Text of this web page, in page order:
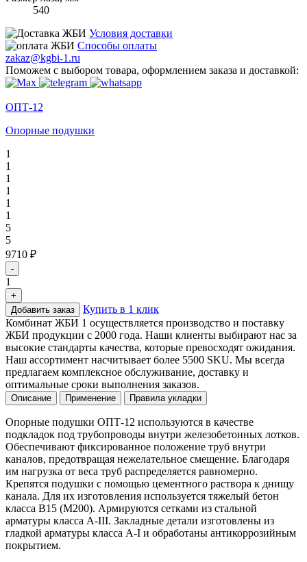
540
Условия доставки
Способы оплаты
zakaz@kgbi-1.ru
Поможем с выбором товара, оформлением заказа и доставкой:
ОПТ-12
Опорные подушки
1
1
1
1
1
1
5
5
9710 ₽
-
1
+
Добавить заказ
Купить в 1 клик
Комбинат ЖБИ 1 осуществляется производство и поставку
ЖБИ продукции с 2000 года. Наши клиенты выбирают нас за
высокие стандарты качества, которые превосходят ожидания.
Наш ассортимент насчитывает более 5500 SKU. Мы всегда
предлагаем комплексное обслуживание, доставку и
оптимальные сроки выполнения заказов.
Описание Применение Правила укладки
Опорные подушки ОПТ-12 используются в качестве
подкладок под трубопроводы внутри железобетонных лотков.
Обеспечивают фиксированное положение труб внутри
каналов, предотвращая нежелательное смещение. Благодаря
им нагрузка от веса труб распределяется равномерно.
Крепятся подушки с помощью цементного раствора к днищу
канала. Для их изготовления используется тяжелый бетон
класса B15 (М200). Армируются сетками из стальной
арматуры класса A-III. Закладные детали изготовлены из
гладкой арматуры класса A-I и обработаны антикоррозийным
покрытием.